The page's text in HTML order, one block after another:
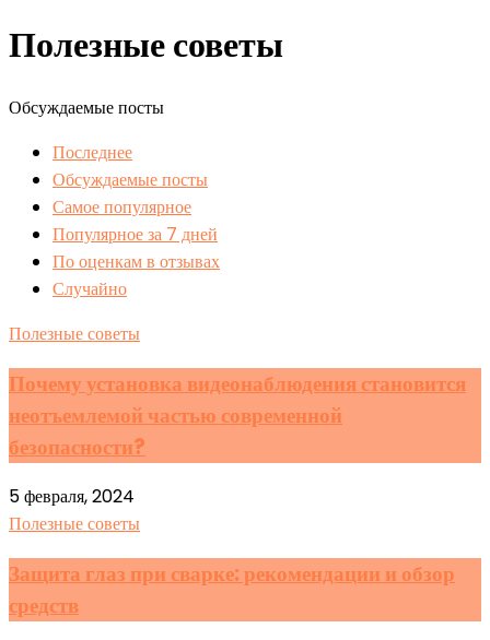
Полезные советы
Обсуждаемые посты
Последнее
Обсуждаемые посты
Самое популярное
Популярное за 7 дней
По оценкам в отзывах
Случайно
Полезные советы
Почему установка видеонаблюдения становится
неотъемлемой частью современной
безопасности?
5 февраля, 2024
Полезные советы
Защита глаз при сварке: рекомендации и обзор
средств